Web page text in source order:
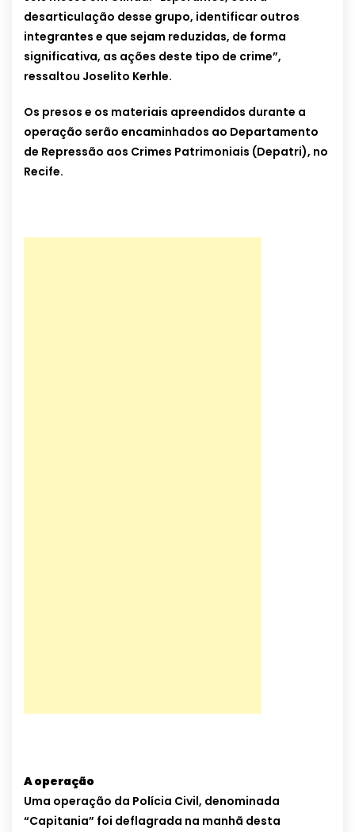
desarticulação desse grupo, identificar outros
integrantes e que sejam reduzidas, de forma
significativa, as ações deste tipo de crime”,
ressaltou Joselito Kerhle.
Os presos e os materiais apreendidos durante a
operação serão encaminhados ao Departamento
de Repressão aos Crimes Patrimoniais (Depatri), no
Recife.
A operação
Uma operação da Polícia Civil, denominada
“Capitania” foi deflagrada na manhã desta